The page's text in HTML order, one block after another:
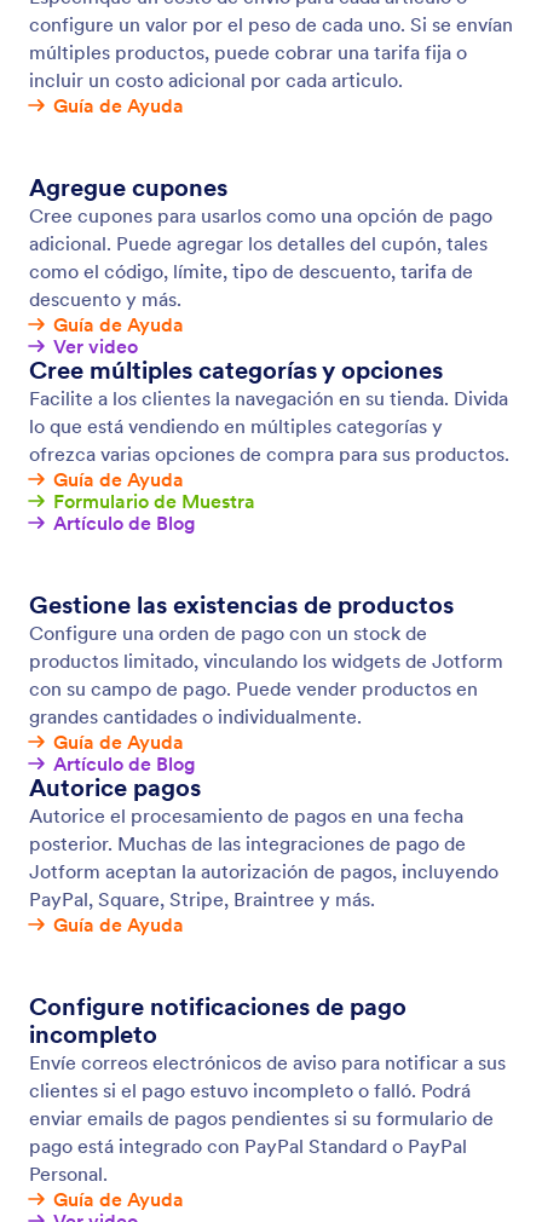
Opciones de pagos recurrentes
Facilite el pago de suscripciones en línea,
membresías y donaciones mensuales para sus
clientes. Configure pagos recurrentes en sus
formularios para facturar a sus clientes
automáticamente de acuerdo con el cronograma.
Donaciones recurrentes
Procese las donaciones recurrentes para su
organización benéfica o no lucrativa con Jotform —
¡no tiene que pagar ningún cargo extra por
transacción! Haga formularios de pago en línea
períodos de suscripción a la medida, frecuencias de
pagos, y más.